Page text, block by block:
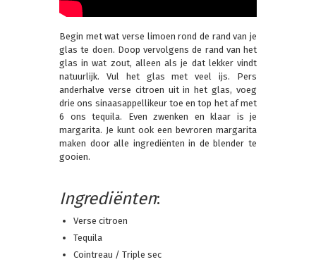
Begin met wat verse limoen rond de rand van je
glas te doen. Doop vervolgens de rand van het
glas in wat zout, alleen als je dat lekker vindt
natuurlijk. Vul het glas met veel ijs. Pers
anderhalve verse citroen uit in het glas, voeg
drie ons sinaasappellikeur toe en top het af met
6 ons tequila. Even zwenken en klaar is je
margarita. Je kunt ook een bevroren margarita
maken door alle ingrediënten in de blender te
gooien.
Ingrediënten:
Verse citroen
Tequila
Cointreau / Triple sec